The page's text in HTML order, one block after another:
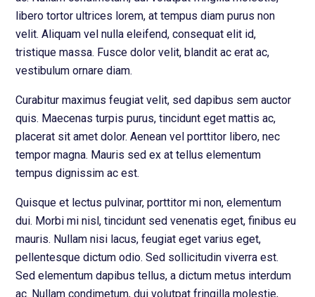
libero tortor ultrices lorem, at tempus diam purus non
velit. Aliquam vel nulla eleifend, consequat elit id,
tristique massa. Fusce dolor velit, blandit ac erat ac,
vestibulum ornare diam.
Curabitur maximus feugiat velit, sed dapibus sem auctor
quis. Maecenas turpis purus, tincidunt eget mattis ac,
placerat sit amet dolor. Aenean vel porttitor libero, nec
tempor magna. Mauris sed ex at tellus elementum
tempus dignissim ac est.
Quisque et lectus pulvinar, porttitor mi non, elementum
dui. Morbi mi nisl, tincidunt sed venenatis eget, finibus eu
mauris. Nullam nisi lacus, feugiat eget varius eget,
pellentesque dictum odio. Sed sollicitudin viverra est.
Sed elementum dapibus tellus, a dictum metus interdum
ac. Nullam condimetum, dui volutpat fringilla molestie,